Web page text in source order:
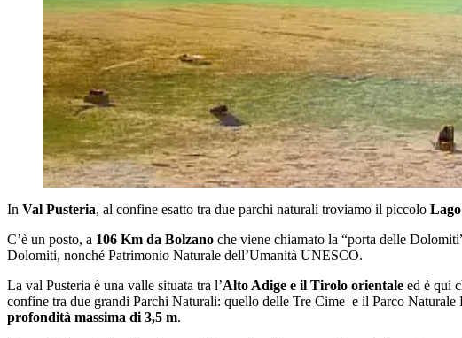
In Val Pusteria, al confine esatto tra due parchi naturali troviamo il piccolo
C’è un posto, a 106 Km da Bolzano che viene chiamato la “porta delle
Dolomiti, nonché Patrimonio Naturale dell’Umanità UNESCO.
La val Pusteria è una valle situata tra l’Alto Adige e il Tirolo orientale ed è qui
confine tra due grandi Parchi Naturali: quello delle Tre Cime e il Parco
profondità massima di 3,5 m.